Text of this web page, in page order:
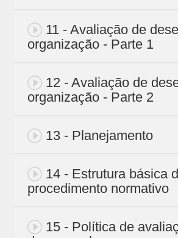
11 - Avaliação de
organização - Parte 1
12 - Avaliação de
organização - Parte 2
13 - Planejamento
14 - Estrutura básica
procedimento normativo
15 - Política de